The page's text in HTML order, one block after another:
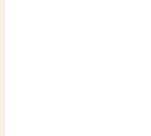
覺預覽，完整即時空氣品質資料